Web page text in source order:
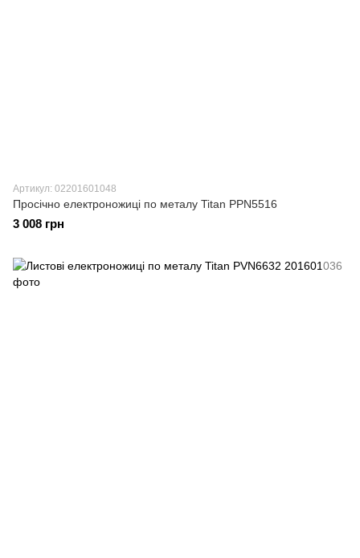
Артикул: 02201601048
Просічно електроножиці по металу Titan PPN5516
3 008 грн